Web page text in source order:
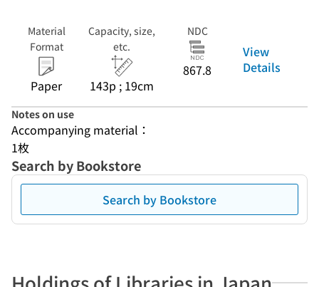
Material
Format
Paper
Capacity, size,
etc.
143p ; 19cm
NDC
867.8
View
Details
Notes on use
Accompanying material：
1枚
Search by Bookstore
Search by Bookstore